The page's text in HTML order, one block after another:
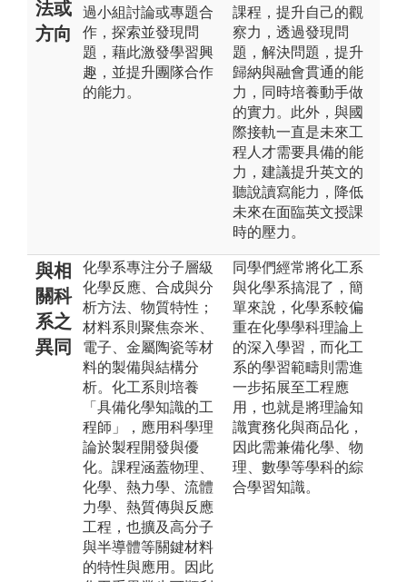
法或
方向
過小組討論或專題合
作，探索並發現問
題，藉此激發學習興
趣，並提升團隊合作
的能力。
課程，提升自己的觀
察力，透過發現問
題，解決問題，提升
歸納與融會貫通的能
力，同時培養動手做
的實力。此外，與國
際接軌一直是未來工
程人才需要具備的能
力，建議提升英文的
聽說讀寫能力，降低
未來在面臨英文授課
時的壓力。
與相
關科
系之
異同
化學系專注分子層級
化學反應、合成與分
析方法、物質特性；
材料系則聚焦奈米、
電子、金屬陶瓷等材
料的製備與結構分
析。化工系則培養
「具備化學知識的工
程師」，應用科學理
論於製程開發與優
化。課程涵蓋物理、
化學、熱力學、流體
力學、熱質傳與反應
工程，也擴及高分子
與半導體等關鍵材料
的特性與應用。因此
同學們經常將化工系
與化學系搞混了，簡
單來說，化學系較偏
重在化學學科理論上
的深入學習，而化工
系的學習範疇則需進
一步拓展至工程應
用，也就是將理論知
識實務化與商品化，
因此需兼備化學、物
理、數學等學科的綜
合學習知識。